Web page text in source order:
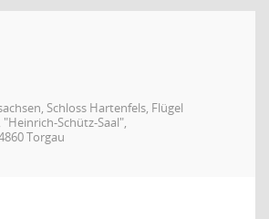
Schloss Hartenfels, Flügel
"Heinrich-Schütz-Saal",
Torgau